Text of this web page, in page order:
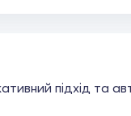
підхід та